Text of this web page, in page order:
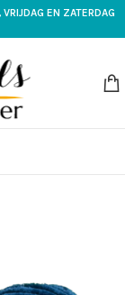
EN ZATERDAG